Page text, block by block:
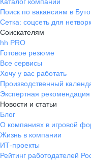
Поиск по вакансиям в
Сетка: соцсеть для
Соискателям
hh PRO
Готовое резюме
Все сервисы
Хочу у вас работать
Производственный
Экспертная рекомендация
Новости и статьи
Блог
О компаниях в игровой
Жизнь в компании
ИТ-проекты
Рейтинг работодателей